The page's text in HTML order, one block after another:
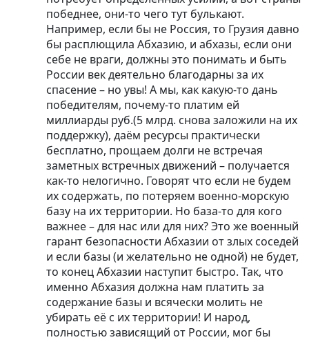
победнее, они-то чего тут булькают.
Например, если бы не Россия, то Грузия давно
бы расплющила Абхазию, и абхазы, если они
себе не враги, должны это понимать и быть
России век деятельно благодарны за их
спасение – но увы! А мы, как какую-то дань
победителям, почему-то платим ей
миллиарды руб.(5 млрд. снова заложили на их
поддержку), даём ресурсы практически
бесплатно, прощаем долги не встречая
заметных встречных движений – получается
как-то нелогично. Говорят что если не будем
их содержать, по потеряем военно-морскую
базу на их территории. Но база-то для кого
важнее – для нас или для них? Это же военный
гарант безопасности Абхазии от злых соседей
и если базы (и желательно не одной) не будет,
то конец Абхазии наступит быстро. Так, что
именно Абхазия должна нам платить за
содержание базы и всячески молить не
убирать её с их территории! И народ,
полностью зависящий от России, мог бы